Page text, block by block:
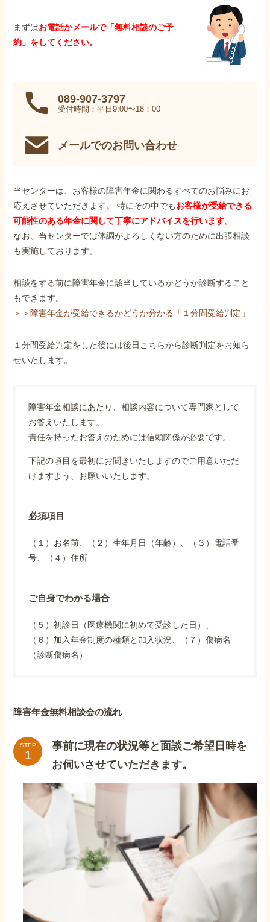
まずはお電話かメールで「無料相談のご予
約」をしてください。
089-907-3797
受付時間：平日9:00〜18：00
メールでのお問い合わせ
当センターは、お客様の障害年金に関わるすべてのお悩みにお
応えさせていただきます。 特にその中でもお客様が受給できる
可能性のある年金に関して丁寧にアドバイスを行います。
なお、当センターでは体調がよろしくない方のために出張相談
も実施しております。
相談をする前に障害年金に該当しているかどうか診断すること
もできます。
＞＞障害年金が受給できるかどうか分かる「１分間受給判定」
１分間受給判定をした後には後日こちらから診断判定をお知ら
せいたします。
障害年金相談にあたり、相談内容について専門家として
お答えいたします。
責任を持ったお答えのためには信頼関係が必要です。
下記の項目を最初にお聞きいたしますのでご用意いただ
けますよう、お願いいたします。
必須項目
（１）お名前、（２）生年月日（年齢）、（３）電話番
号、（４）住所
ご自身でわかる場合
（５）初診日（医療機関に初めて受診した日）、
（６）加入年金制度の種類と加入状況、（７）傷病名
（診断傷病名）
障害年金無料相談会の流れ
STEP
事前に現在の状況等と面談ご希望日時を
お伺いさせていただきます。